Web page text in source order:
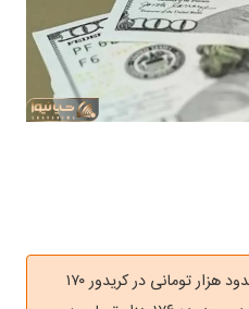
قیمت دلار روز یکشنبه با افت محدود هزار تومانی در کریدور ۱۷۰